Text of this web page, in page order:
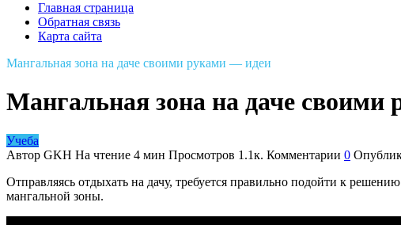
Главная страница
Обратная связь
Карта сайта
Мангальная зона на даче своими руками — идеи
Мангальная зона на даче
Учеба
Автор GKH На чтение 4 мин Просмотров 1.1к. Комментарии 0
Отправляясь отдыхать на дачу, требуется правильно подойти к
мангальной зоны.